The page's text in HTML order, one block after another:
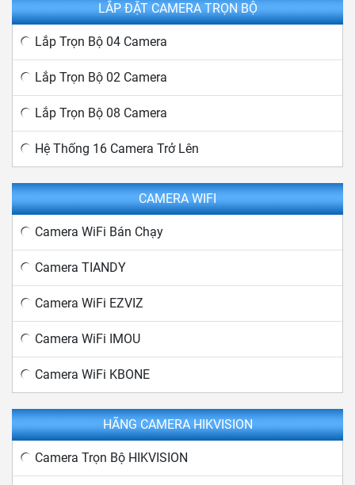
LẮP ĐẶT CAMERA TRỌN BỘ
Lắp Trọn Bộ 04 Camera
Lắp Trọn Bộ 02 Camera
Lắp Trọn Bộ 08 Camera
Hệ Thống 16 Camera Trở Lên
CAMERA WIFI
Camera WiFi Bán Chạy
Camera TIANDY
Camera WiFi EZVIZ
Camera WiFi IMOU
Camera WiFi KBONE
HÃNG CAMERA HIKVISION
Camera Trọn Bộ HIKVISION